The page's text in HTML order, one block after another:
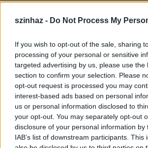
szinhaz - Do Not Process My
If you wish to opt-out of the sale, sharing
processing of your personal or sensitive
targeted advertising by us, please use the
section to confirm your selection. Please
opt-out request is processed you may
interest-based ads based on personal
us or personal information disclosed to
your opt-out. You may separately opt-out
disclosure of your personal information by
IAB’s list of downstream participants. This
eltévedt képviselőknek, akiket az
választott, bízva a jobb
nép képes?
Ti azért lettetek delegálva hogy
ajánlást! Szakmait nem bírtatok, de
Bukta az egész. Véleményformálónak
elvállaltátok. 40 éves pályafutásom
mindannyiótókat keménykedni
bedarálni. És hova jutottatok?
csináltatok, a hatalmatokkal? Kárt,
nem fizikait, nem egzisztenciálist,